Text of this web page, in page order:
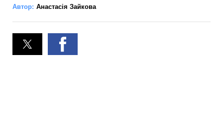
Автор: Анастасія Зайкова